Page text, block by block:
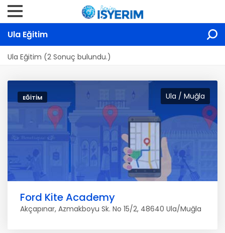
Ula Eğitim
Ula Eğitim (2 Sonuç bulundu.)
Ula / Muğla
EĞITIM
Ford Kite Academy
Akçapınar, Azmakboyu Sk. No 15/2, 48640 Ula/Muğla